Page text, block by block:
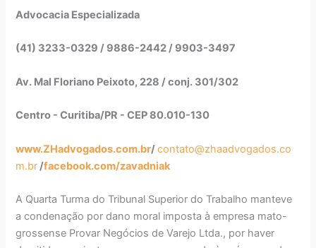
Advocacia Especializada
(41) 3233-0329 / 9886-2442 / 9903-3497
Av. Mal Floriano Peixoto, 228 / conj. 301/302
Centro - Curitiba/PR - CEP 80.010-130
www.ZHadvogados.com.br/contato@zhaadvogados.co
m.br /facebook.com/zavadniak
A Quarta Turma do Tribunal Superior do Trabalho manteve
a condenação por dano moral imposta à empresa mato-
grossense Provar Negócios de Varejo Ltda., por haver